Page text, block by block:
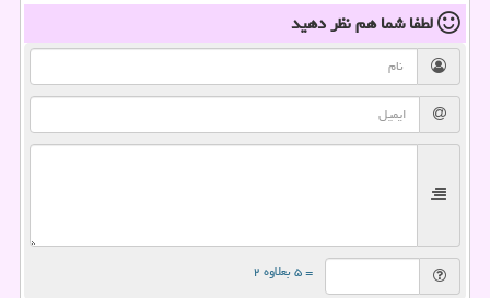
لطفا شما همنظر دهید
= ۵ بعلاوه ۲